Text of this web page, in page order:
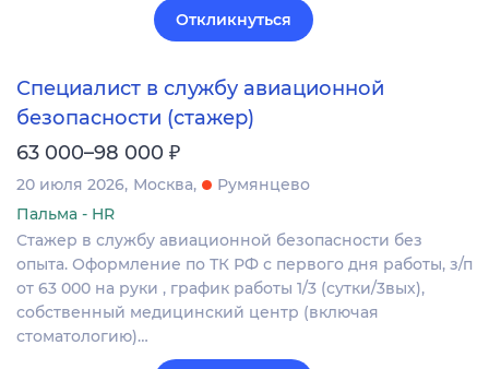
Откликнуться
Специалист в службу авиационной
безопасности (стажер)
63 000–98 000 ₽
20 июля 2026 Москва
Румянцево
Пальма - HR
Стажер в службу авиационной безопасности без
опыта. Оформление по ТК РФ с первого дня работы, з/п
от 63 000 на руки , график работы 1/3 (сутки/3вых),
собственный медицинский центр (включая
стоматологию)…